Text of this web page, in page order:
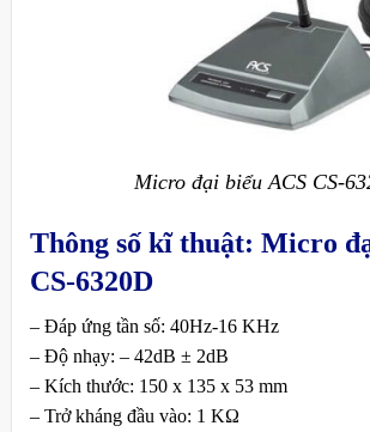
Micro đại biểu ACS CS-
Thông số kĩ thuật: Micro
CS-6320D
– Đáp ứng tần số: 40Hz-16 KHz
– Độ nhạy: – 42dB ± 2dB
– Kích thước: 150 x 135 x 53 mm
– Trở kháng đầu vào: 1 KΩ